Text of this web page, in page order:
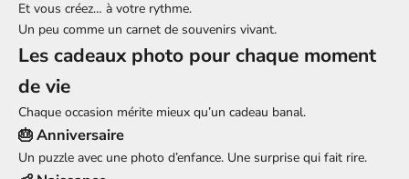
Et vous créez… à votre rythme.
Un peu comme un carnet de souvenirs vivant.
Les cadeaux photo pour chaque moment
de vie
Chaque occasion mérite mieux qu’un cadeau banal.
🎂 Anniversaire
Un puzzle avec une photo d’enfance. Une surprise qui fait rire.